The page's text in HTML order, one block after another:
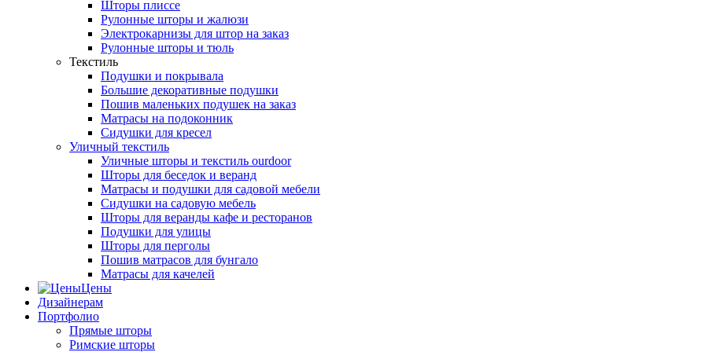
Шторы плиссе
Рулонные шторы и жалюзи
Электрокарнизы для штор на заказ
Рулонные шторы и тюль
Текстиль
Подушки и покрывала
Большие декоративные подушки
Пошив маленьких подушек на заказ
Матрасы на подоконник
Сидушки для кресел
Уличный текстиль
Уличные шторы и текстиль ourdoor
Шторы для беседок и веранд
Матрасы и подушки для садовой мебели
Сидушки на садовую мебель
Шторы для веранды кафе и ресторанов
Подушки для улицы
Шторы для перголы
Пошив матрасов для бунгало
Матрасы для качелей
Цены
Дизайнерам
Портфолио
Прямые шторы
Римские шторы